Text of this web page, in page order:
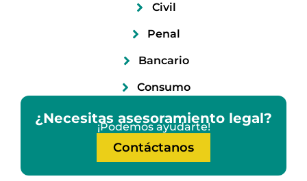
Civil
Penal
Bancario
Consumo
¿Necesitas asesoramiento legal?
¡Podemos ayudarte!
Contáctanos